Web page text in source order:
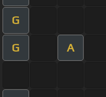
G
G A